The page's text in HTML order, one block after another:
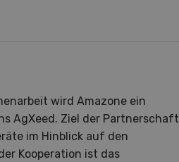
wird Amazone ein
AgXeed. Ziel der Partnerschaft
im Hinblick auf den
Kooperation ist das